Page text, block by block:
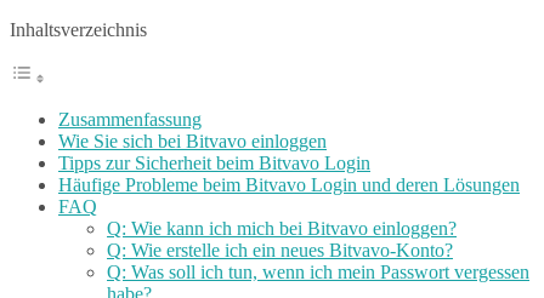
Inhaltsverzeichnis
Zusammenfassung
Wie Sie sich bei Bitvavo einloggen
Tipps zur Sicherheit beim Bitvavo Login
Häufige Probleme beim Bitvavo Login und deren Lösungen
FAQ
Q: Wie kann ich mich bei Bitvavo einloggen?
Q: Wie erstelle ich ein neues Bitvavo-Konto?
Q: Was soll ich tun, wenn ich mein Passwort vergessen
habe?